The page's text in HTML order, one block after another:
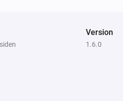
Version
1.6.0